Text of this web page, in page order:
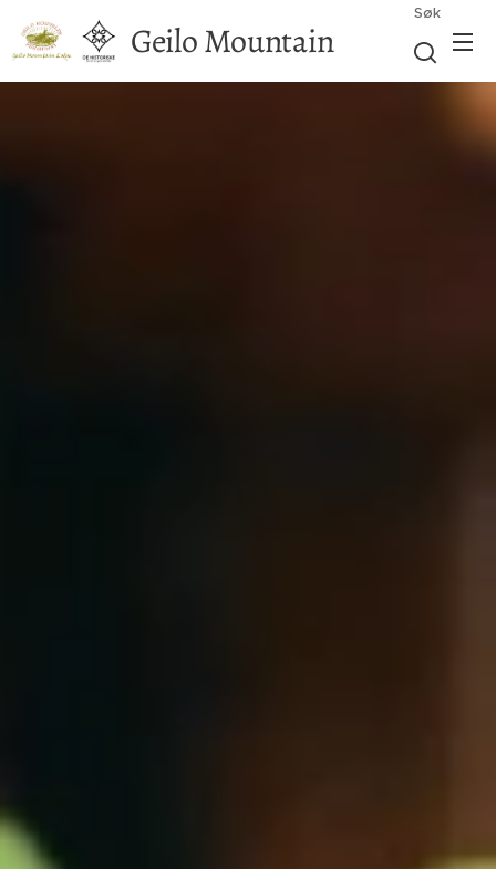
Geilo Mountain
Lodge
Søk